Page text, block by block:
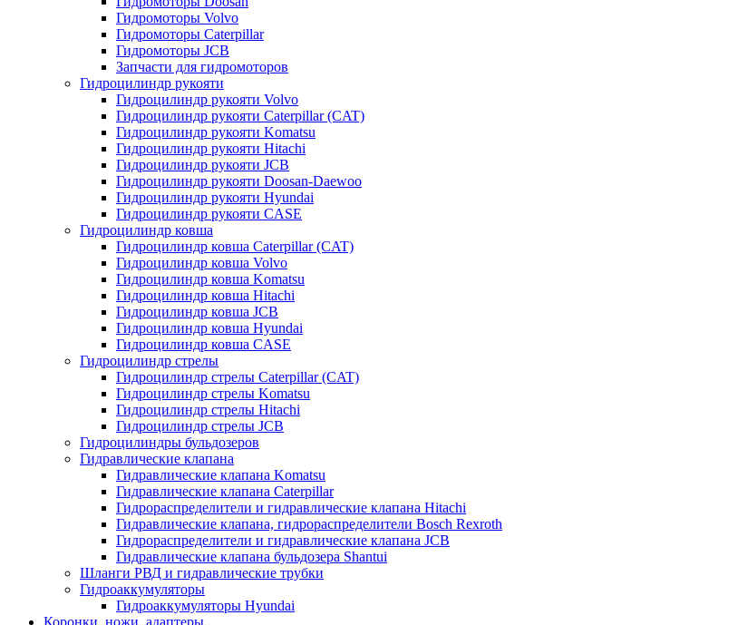
Гидромоторы Volvo
Гидромоторы Caterpillar
Гидромоторы JCB
Запчасти для гидромоторов
Гидроцилиндр рукояти
Гидроцилиндр рукояти Volvo
Гидроцилиндр рукояти Caterpillar (CAT)
Гидроцилиндр рукояти Komatsu
Гидроцилиндр рукояти Hitachi
Гидроцилиндр рукояти JCB
Гидроцилиндр рукояти Doosan-Daewoo
Гидроцилиндр рукояти Hyundai
Гидроцилиндр рукояти CASE
Гидроцилиндр ковша
Гидроцилиндр ковша Caterpillar (CAT)
Гидроцилиндр ковша Volvo
Гидроцилиндр ковша Komatsu
Гидроцилиндр ковша Hitachi
Гидроцилиндр ковша JCB
Гидроцилиндр ковша Hyundai
Гидроцилиндр ковша CASE
Гидроцилиндр стрелы
Гидроцилиндр стрелы Caterpillar (CAT)
Гидроцилиндр стрелы Komatsu
Гидроцилиндр стрелы Hitachi
Гидроцилиндр стрелы JCB
Гидроцилиндры бульдозеров
Гидравлические клапана
Гидравлические клапана Komatsu
Гидравлические клапана Caterpillar
Гидрораспределители и гидравлические клапана Hitachi
Гидравлические клапана, гидрораспределители Bosch Rexroth
Гидрораспределители и гидравлические клапана JCB
Гидравлические клапана бульдозера Shantui
Шланги РВД и гидравлические трубки
Гидроаккумуляторы
Гидроаккумуляторы Hyundai
Коронки, ножи, адаптеры